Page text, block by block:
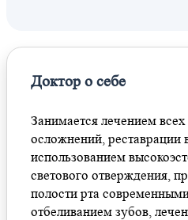
Доктор о себе
Занимается лечением
осложнений, реставрации
использованием
светового отверждения,
полости рта
отбеливанием зубов,